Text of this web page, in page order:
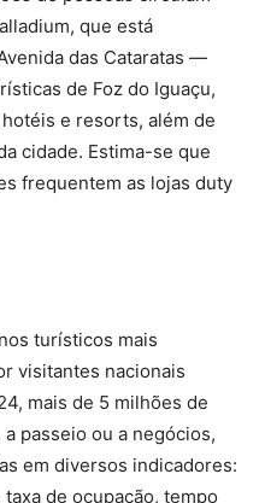
que está
das Cataratas —
de Foz do Iguaçu,
e resorts, além de
cidade. Estima-se que
frequentem as lojas duty
turísticos mais
visitantes nacionais
mais de 5 milhões de
passeio ou a negócios,
em diversos indicadores:
de ocupação, tempo